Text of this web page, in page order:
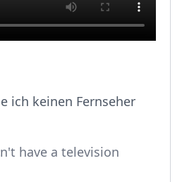
ich keinen Fernseher
have a television